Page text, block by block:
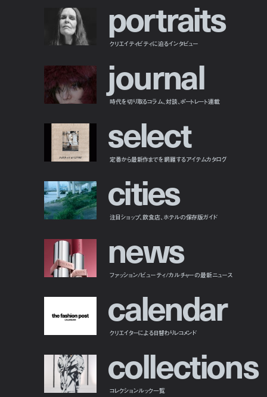
portraits
クリエイティビティに迫るインタビュー
journal
時代を切り取るコラム、対談、ポートレート連載
select
定番から最新作までを網羅するアイテムカタログ
cities
注目ショップ、飲食店、ホテルの保存版ガイド
news
ファッション/ビューティ/カルチャーの最新ニュース
calendar
クリエイターによる日替わりレコメンド
collections
コレクションルック一覧